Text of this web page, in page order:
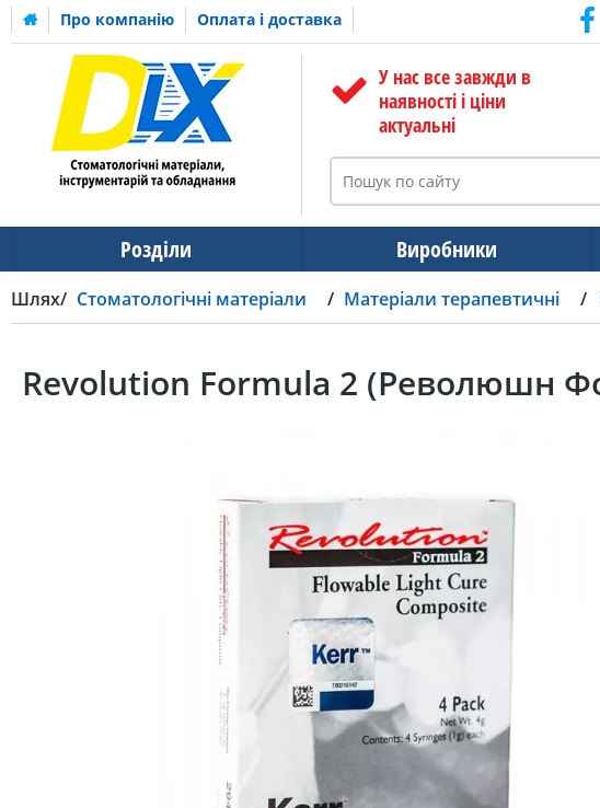
Про компанію Оплата і доставка
У нас все завжди в
наявності і ціни
актуальні
Розділи Виробники
Шлях Стоматологічні матеріали Матеріали терапевтичні
Revolution Formula 2 (Революшн